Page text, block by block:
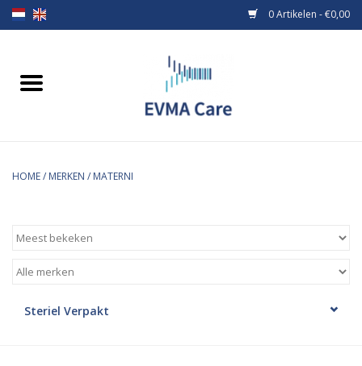
0 Artikelen - €0,00
Home
Borstvoeding
Praktijkinrichting
HOME/ MERKEN / MATERNI
Steriel Verpakt